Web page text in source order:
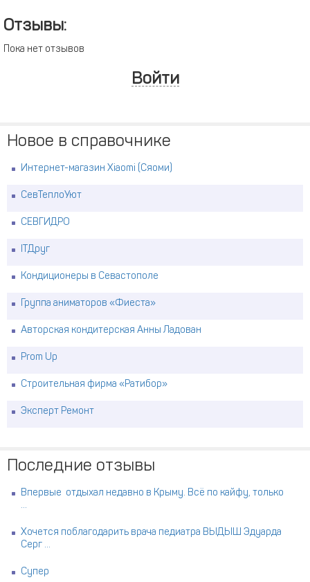
Отзывы:
Пока нет отзывов
Войти
Новое в справочнике
Интернет-магазин Xiaomi (Сяоми)
СевТеплоУют
СЕВГИДРО
ITДруг
Кондиционеры в Севастополе
Группа аниматоров «Фиеста»
Авторская кондитерская Анны Ладован
Prom Up
Строительная фирма «Ратибор»
Эксперт Ремонт
Последние отзывы
Впервые отдыхал недавно в Крыму. Всё по кайфу, только
...
Хочется поблагодарить врача педиатра ВЫДЫШ Эдуарда
Серг ...
Супер